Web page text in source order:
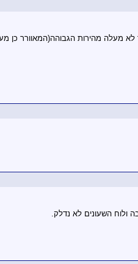
לא מעלה מהירות הגבוהה(המאוורר כן
ולוח השעונים לא נדלק.